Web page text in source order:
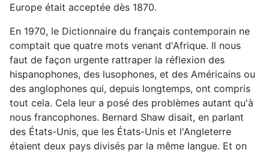
Europe était acceptée dès 1870.
En 1970, le Dictionnaire du français contemporain ne
comptait que quatre mots venant d'Afrique. Il nous
faut de façon urgente rattraper la réflexion des
hispanophones, des lusophones, et des Américains ou
des anglophones qui, depuis longtemps, ont compris
tout cela. Cela leur a posé des problèmes autant qu'à
nous francophones. Bernard Shaw disait, en parlant
des États-Unis, que les États-Unis et l'Angleterre
étaient deux pays divisés par la même langue. Et on